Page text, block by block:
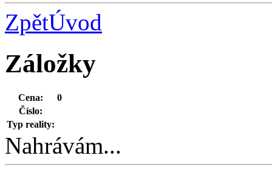
ZpětÚvod
Záložky
Cena:
0
Číslo:
Typ reality:
Nahrávám...